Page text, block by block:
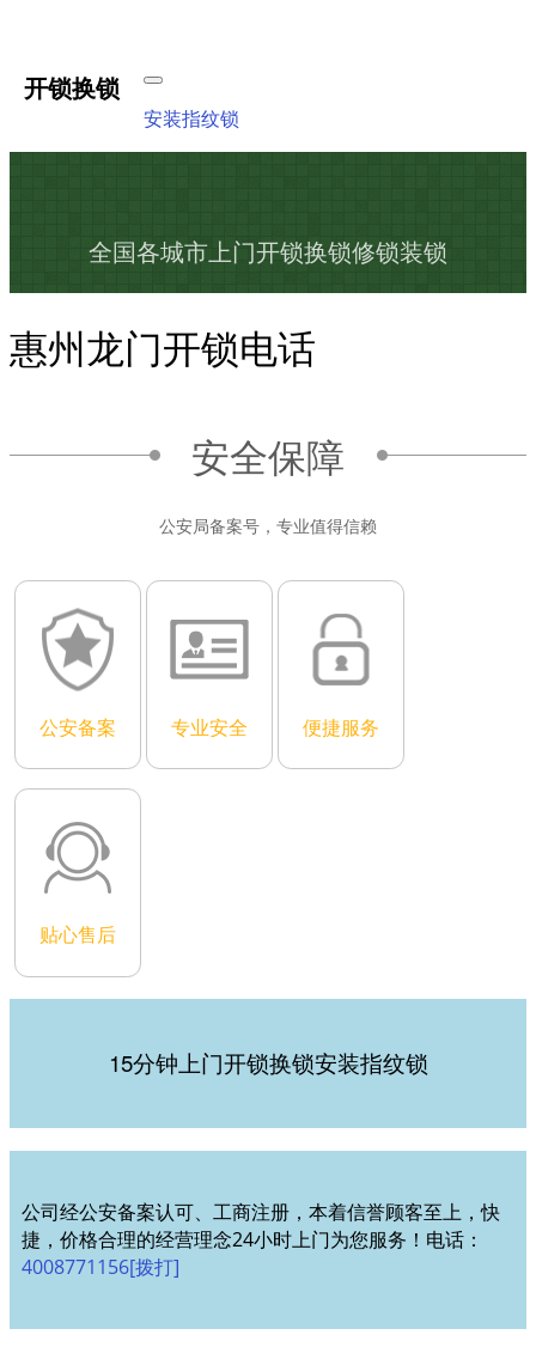
开锁换锁
安装指纹锁
全国各城市上门开锁换锁修锁装锁
惠州龙门开锁电话
安全保障
公安局备案号，专业值得信赖
公安备案 专业安全 便捷服务
贴心售后
15分钟上门开锁换锁安装指纹锁
公司经公安备案认可、工商注册，本着信誉顾客至上，快
捷，价格合理的经营理念24小时上门为您服务！电话：
4008771156[拨打]